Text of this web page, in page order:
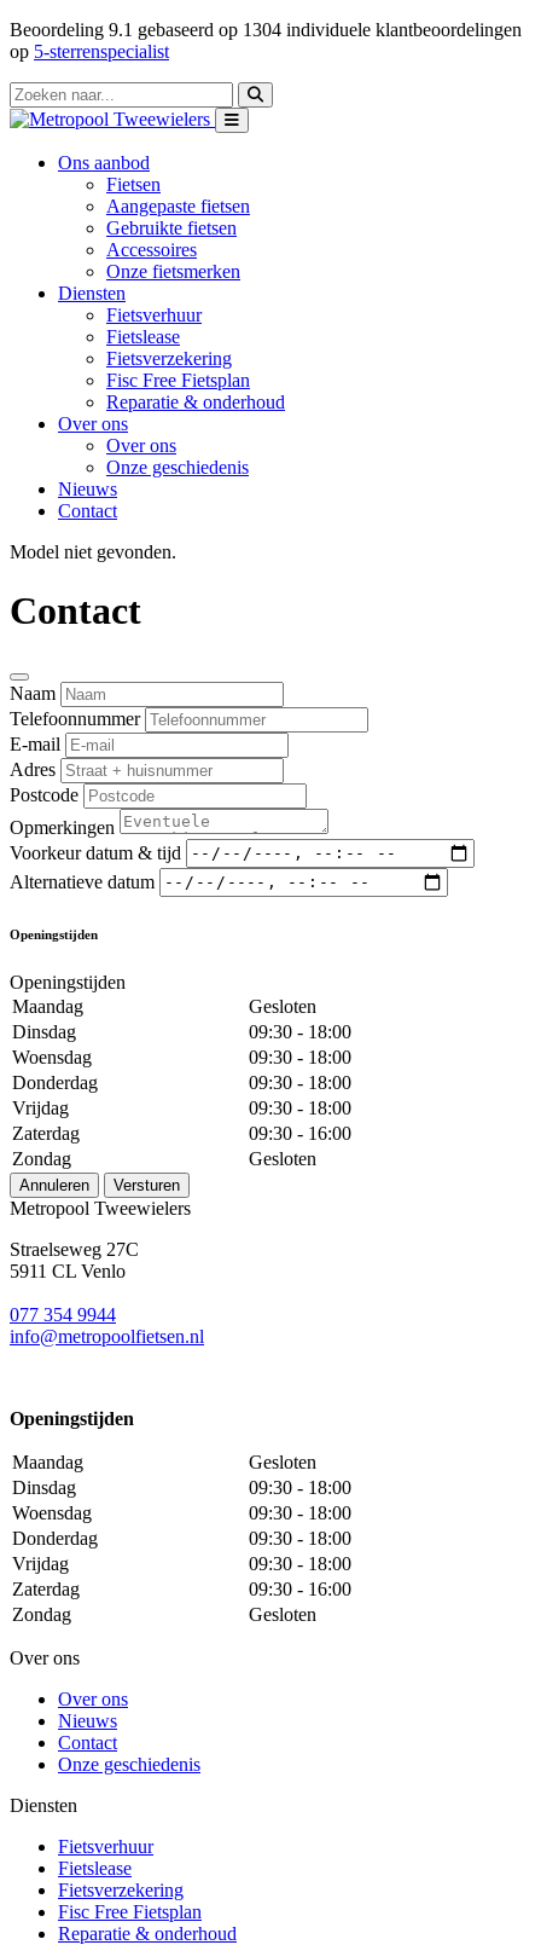
Beoordeling 9.1 gebaseerd op 1304 individuele klantbeoordelingen
op 5-sterrenspecialist
Ons aanbod
Fietsen
Aangepaste fietsen
Gebruikte fietsen
Accessoires
Onze fietsmerken
Diensten
Fietsverhuur
Fietslease
Fietsverzekering
Fisc Free Fietsplan
Reparatie & onderhoud
Over ons
Over ons
Onze geschiedenis
Nieuws
Contact
Model niet gevonden.
Contact
Naam
Telefoonnummer
E-mail
Adres
Postcode
Opmerkingen
Voorkeur datum & tijd
Alternatieve datum
Openingstijden
Openingstijden
Maandag
Gesloten
Dinsdag
09:30 - 18:00
Woensdag
09:30 - 18:00
Donderdag
09:30 - 18:00
Vrijdag
09:30 - 18:00
Zaterdag
09:30 - 16:00
Zondag
Gesloten
Annuleren Versturen
Metropool Tweewielers
Straelseweg 27C
5911 CL Venlo
077 354 9944
info@metropoolfietsen.nl
Openingstijden
Maandag
Gesloten
Dinsdag
09:30 - 18:00
Woensdag
09:30 - 18:00
Donderdag
09:30 - 18:00
Vrijdag
09:30 - 18:00
Zaterdag
09:30 - 16:00
Zondag
Gesloten
Over ons
Over ons
Nieuws
Contact
Onze geschiedenis
Diensten
Fietsverhuur
Fietslease
Fietsverzekering
Fisc Free Fietsplan
Reparatie & onderhoud